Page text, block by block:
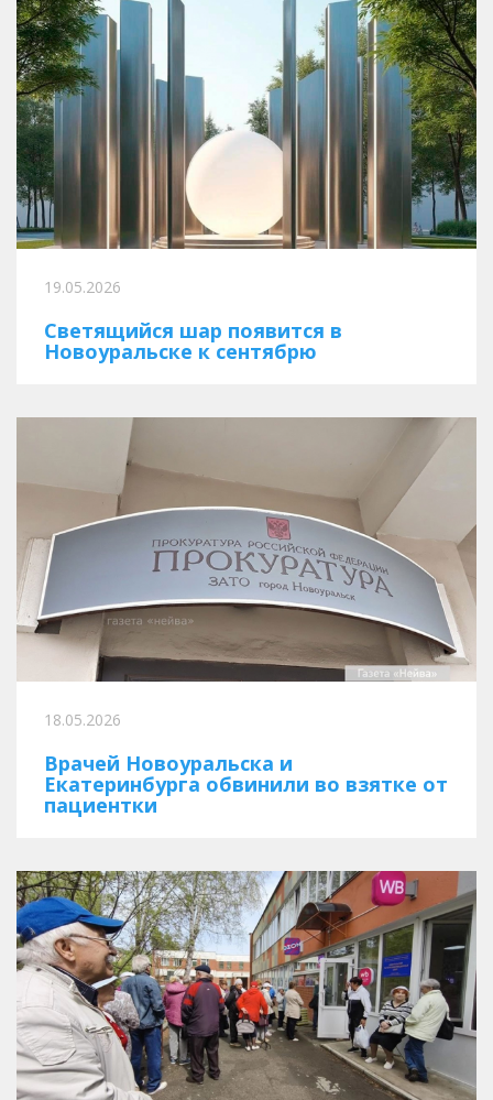
19.05.2026
Светящийся шар появится в
Новоуральске к сентябрю
18.05.2026
Врачей Новоуральска и
Екатеринбурга обвинили во взятке от
пациентки